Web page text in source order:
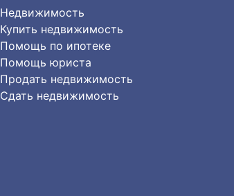
Недвижимость
Купить недвижимость
Помощь по ипотеке
Помощь юриста
Продать недвижимость
Сдать недвижимость